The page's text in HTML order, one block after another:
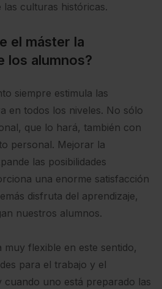
las culturas históricas.
el máster la
los alumnos?
siempre estimula las
en todos los niveles. No sólo
que lo hará, también con
personal. Mejorar la
las posibilidades
una enorme satisfacción
disfruta del aprendizaje,
nuestros alumnos.
muy flexible en este sentido,
para el trabajo y el
uno está preparado las